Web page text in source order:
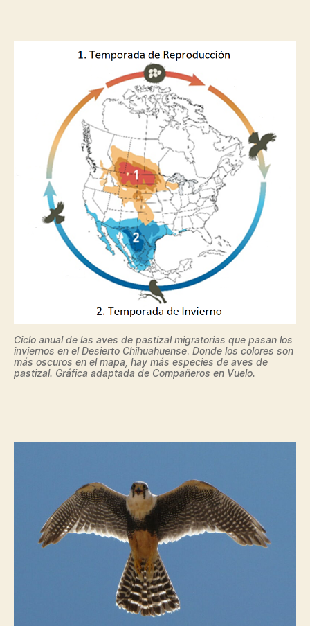
Ciclo anual de las aves de pastizal migratorias que pasan los
inviernos en el Desierto Chihuahuense. Donde los colores son
más oscuros en el mapa, hay más especies de aves de
pastizal. Gráfica adaptada de Compañeros en Vuelo.